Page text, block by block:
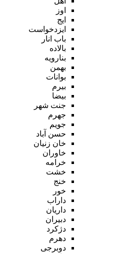
اوز
ایج
ایزدخواست
باب انار
بالاده
بنارویه
بهمن
بوانات
بیرم
بیضا
جنت شهر
جهرم
جویم
حسن آباد
خان زنیان
خاوران
خرامه
خشت
خنج
خور
داراب
داریان
دبیران
دژکرد
دهرم
دوبرجی